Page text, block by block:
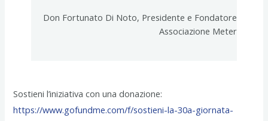
Don Fortunato Di Noto, Presidente e Fondatore
Associazione Meter
Sostieni l’iniziativa con una donazione:
https://www.gofundme.com/f/sostieni-la-30a-giornata-